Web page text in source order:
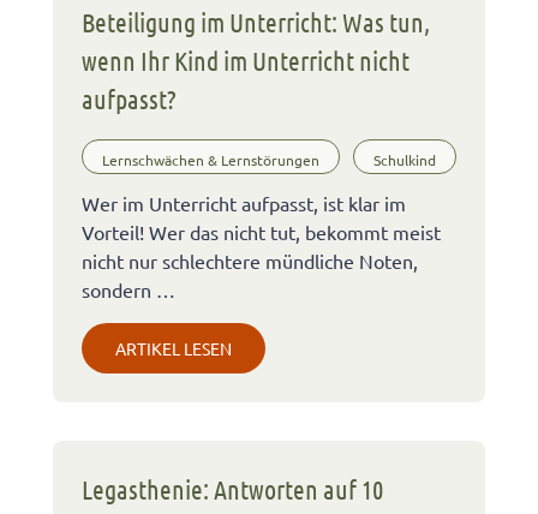
Beteiligung im Unterricht: Was tun,
wenn Ihr Kind im Unterricht nicht
aufpasst?
Lernschwächen & Lernstörungen Schulkind
Wer im Unterricht aufpasst, ist klar im
Vorteil! Wer das nicht tut, bekommt meist
nicht nur schlechtere mündliche Noten,
sondern …
ARTIKEL LESEN
Legasthenie: Antworten auf 10